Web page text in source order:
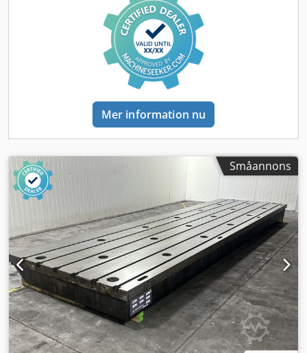
Hydrauliskt Konisk spännhylsa: ISO 50 (DIN 69871) /
Dragstift: DIN 69872-B Varvtalsområde: 60 - 3000 varv/min
Spindelns effekt: 22/30 kW Matningshastigheter:
Matningshastighet: 5000 mm/min Snabbmatning (X, Y, Z):
10000 mm/min Vikt och mått: Maximal vikt på bordet: Ej
fastställt Maskinens ungefärliga vikt: 43 000 kg Maskinens
ungefärliga mått: 11 560 x 6150 x 3538 mm Tillbehör:
Skydd: 2 skjutdörrar fram Automatiskt verktygsbyte: ATC40
Spåntransportör: 2 längsgående, gångjärnstyp Elektroniskt
handhjul: HR-410 Kylvätska: Extern Försäljningsvillkor:
försäljningsvillkor: På förfrågan Se alla tekniska
egenskaper.
Mer information nu
Småannons